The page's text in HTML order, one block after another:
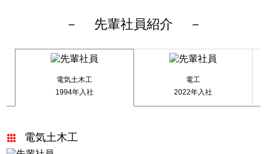
技能講習）高所作業車運転
技能講習）玉掛
30人
特別教育）小型車両系建設機械（整地等）3ｔ未満
技能講習）車両系建設機械（解体）
技能講習）ガス溶接
特別教育）酸素欠乏危険作業
特別教育）低圧電気取扱業務
先輩社員紹介
電気土木工
1994年入社
電工
2022年入社
電気土木工